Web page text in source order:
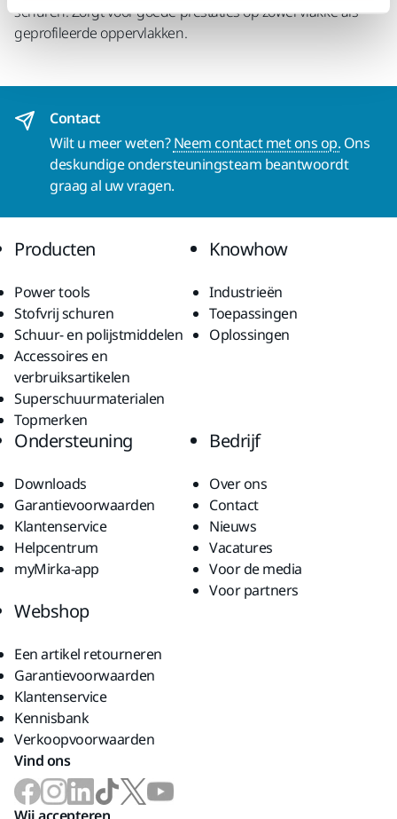
schuren. Zorgt voor goede prestaties op zowel vlakke als
geprofileerde oppervlakken.
Contact
Wilt u meer weten?Neem contact met ons op. Ons
deskundige ondersteuningsteam beantwoordt
graag al uw vragen.
Producten
Power tools
Stofvrij schuren
Schuur- en polijstmiddelen
Accessoires en
verbruiksartikelen
Superschuurmaterialen
Topmerken
Knowhow
Industrieën
Toepassingen
Oplossingen
Ondersteuning
Downloads
Garantievoorwaarden
Klantenservice
Helpcentrum
myMirka-app
Bedrijf
Over ons
Contact
Nieuws
Vacatures
Voor de media
Voor partners
Webshop
Een artikel retourneren
Garantievoorwaarden
Klantenservice
Kennisbank
Verkoopvoorwaarden
Vind ons